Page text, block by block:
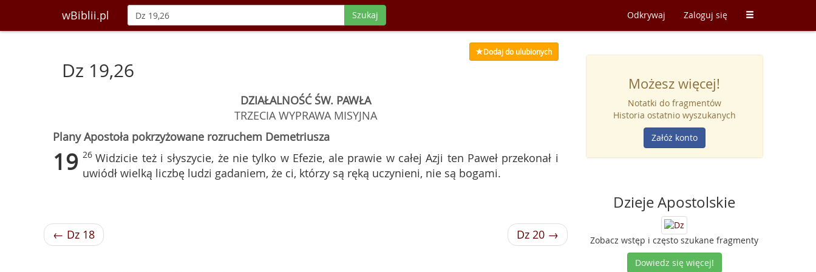
wBiblii.pl Szukaj Odkrywaj Zaloguj się
Dodaj do ulubionych
Dz 19,26
DZIAŁALNOŚĆ ŚW. PAWŁA
TRZECIA WYPRAWA MISYJNA
Plany Apostoła pokrzyżowane rozruchem Demetriusza
19 26Widzicie też i słyszycie, że nie tylko w Efezie, ale prawie w całej Azji ten Paweł przekonał i
uwiódł wielką liczbę ludzi gadaniem, że ci, którzy są ręką uczynieni, nie są bogami.
← Dz 18 Dz 20 →
Możesz więcej!
Notatki do fragmentów
Historia ostatnio wyszukanych
Załóż konto
Dzieje Apostolskie
Zobacz wstęp i często szukane fragmenty
Dowiedz się więcej!